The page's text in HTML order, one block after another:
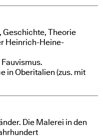
Geschichte, Theorie
Heinrich-Heine-
in Oberitalien (zus. mit
Die Malerei in den